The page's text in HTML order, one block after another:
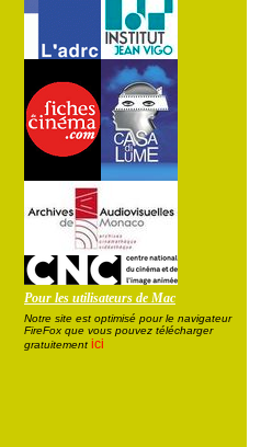
Pour les utilisateurs de Mac
Notre site est optimisé pour le navigateur
FireFox que vous pouvez télécharger
gratuitement ici